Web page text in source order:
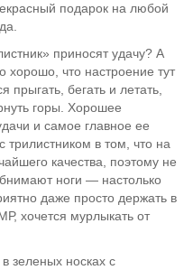
подарок на любой
приносят удачу? А
хорошо, что настроение тут
прыгать, бегать и летать,
горы. Хорошее
и самое главное ее
трилистником в том, что на
качества, поэтому не
ноги — настолько
даже просто держать в
хочется мурлыкать от
зеленых носках с